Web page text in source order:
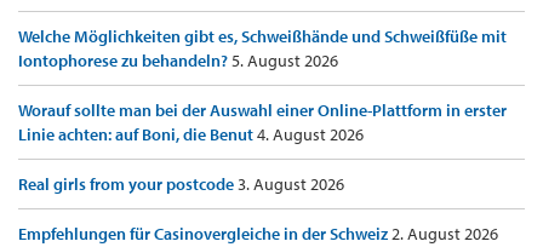
Welche Möglichkeiten gibt es, Schweißhände und Schweißfüße mit
Iontophorese zu behandeln?5. August 2026
Worauf sollte man bei der Auswahl einer Online-Plattform in erster
Linie achten: auf Boni, die Benut4. August 2026
Real girls from your postcode3. August 2026
Empfehlungen für Casinovergleiche in der Schweiz2. August 2026